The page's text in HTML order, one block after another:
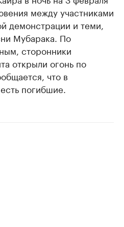
между участниками
демонстрации и теми,
Мубарака. По
сторонники
открыли огонь по
что в
погибшие.